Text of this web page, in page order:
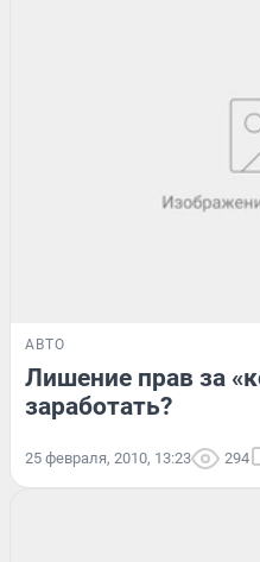
АВТО
Лишение прав за
заработать?
25 февраля, 2010, 13:23 294